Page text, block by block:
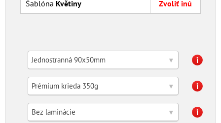
Šablóna Květiny Zvoliť inú
Jednostranná 90x50mm ▾
Prémium krieda 350g ▾
Bez laminácie ▾